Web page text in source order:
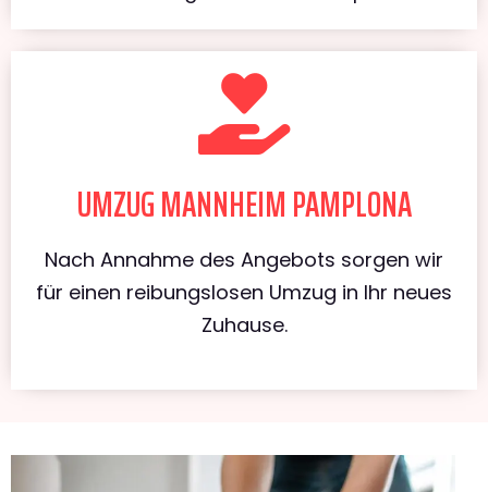
UMZUG MANNHEIM PAMPLONA
Nach Annahme des Angebots sorgen wir
für einen reibungslosen Umzug in Ihr neues
Zuhause.